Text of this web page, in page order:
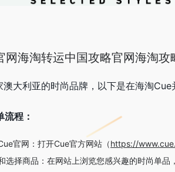
网海淘转运中国攻略官网海淘攻
澳大利亚的时尚品牌，以下是在海淘
流程：
官网：打开Cue官方网站（https://
选择商品：在网站上浏览您感兴趣的时尚单品